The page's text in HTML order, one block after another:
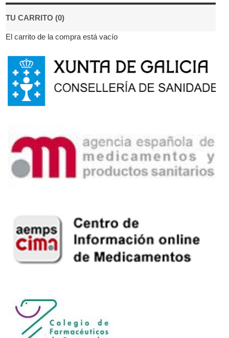
TU CARRITO (0)
El carrito de la compra está vacío